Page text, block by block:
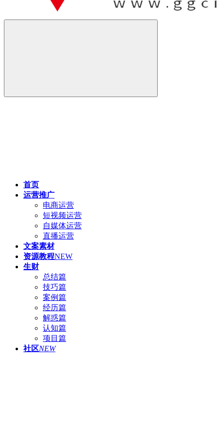
首页
运营推广
电商运营
短视频运营
自媒体运营
直播运营
文案素材
资源教程NEW
生财
总结篇
技巧篇
案例篇
经历篇
解惑篇
认知篇
项目篇
社区NEW